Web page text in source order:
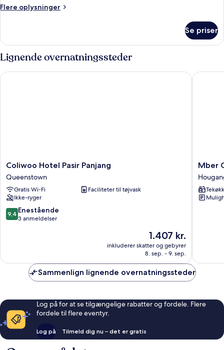
Flere oplysninger
Flere
værelse
Se priser
Lignende overnatningssteder
Coliwoo
Hotel
Pasir
Panjang
Queenstown
Coliwoo Hotel Pasir Panjang
Queenstown
Gratis Wi-Fi
Faciliteter til tøjvask
Ikke-ryger
9.4
ud
anmeldelser
9,4 Enestående
3 anmeldelser
Prisen
1.407 kr.
1.407 kr.
inkluderer skatter og gebyrer
8. sep. - 9. sep.
Coliwoo Hotel Pasir Panjang
Mber
Co-
Living
Mber
Mber
Sammenlign lignende overnatningssteder
Log på for at se tilgængelige rabatter og fordele. Flere
fordele til flere eventyr.
Log på Tilmeld dig nu – det er gratis